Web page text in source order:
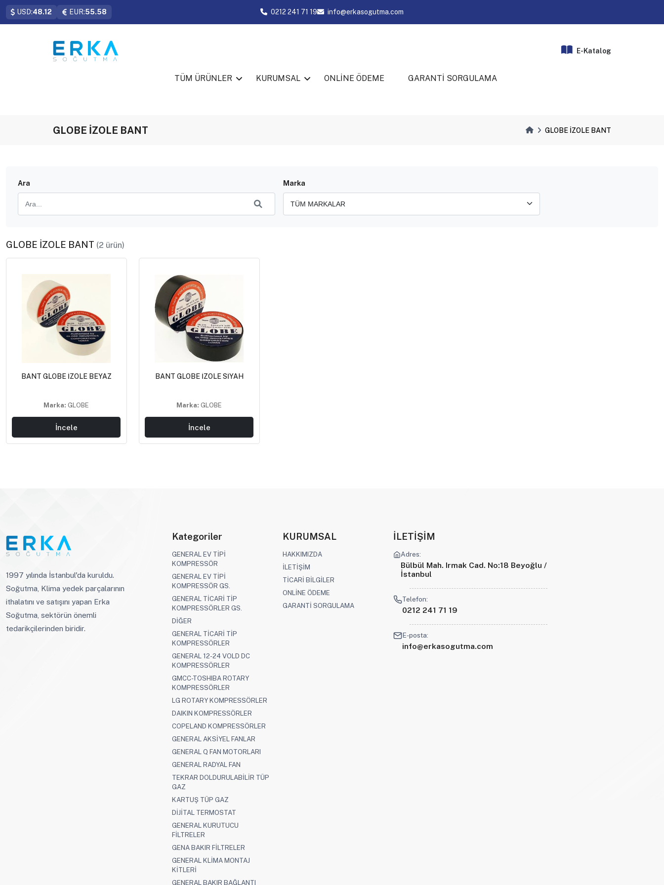
USD:48.12 EUR:55.58 0212 241 71 19 info@erkasogutma.com
E-Katalog
TÜM ÜRÜNLER KURUMSAL ONLİNE ÖDEME GARANTİ SORGULAMA
GLOBE İZOLE BANT GLOBE İZOLE BANT
Ara Marka
GLOBE İZOLE BANT (2 ürün)
BANT GLOBE İZOLE BEYAZ
Marka: GLOBE
İncele
BANT GLOBE İZOLE SİYAH
Marka: GLOBE
İncele
1997 yılında İstanbul'da kuruldu.
Soğutma, Klima yedek parçalarının
ithalatını ve satışını yapan Erka
Soğutma, sektörün önemli
tedarikçilerinden biridir.
Kategoriler
GENERAL EV TİPİ
KOMPRESSÖR
GENERAL EV TİPİ
KOMPRESSÖR GS.
GENERAL TİCARİ TİP
KOMPRESSÖRLER GS.
DİĞER
GENERAL TİCARİ TİP
KOMPRESSÖRLER
GENERAL 12-24 VOLD DC
KOMPRESSÖRLER
GMCC-TOSHIBA ROTARY
KOMPRESSÖRLER
LG ROTARY KOMPRESSÖRLER
DAIKIN KOMPRESSÖRLER
COPELAND KOMPRESSÖRLER
GENERAL AKSİYEL FANLAR
GENERAL Q FAN MOTORLARI
GENERAL RADYAL FAN
TEKRAR DOLDURULABİLİR TÜP
GAZ
KARTUŞ TÜP GAZ
DİJİTAL TERMOSTAT
GENERAL KURUTUCU
FİLTRELER
GENA BAKIR FİLTRELER
GENERAL KLİMA MONTAJ
KİTLERİ
GENERAL BAKIR BAĞLANTI
KURUMSAL
HAKKIMIZDA
İLETİŞİM
TİCARİ BİLGİLER
ONLİNE ÖDEME
GARANTİ SORGULAMA
İLETİŞİM
Adres:
Bülbül Mah. Irmak Cad. No:18 Beyoğlu /
İstanbul
Telefon:
0212 241 71 19
E-posta:
info@erkasogutma.com